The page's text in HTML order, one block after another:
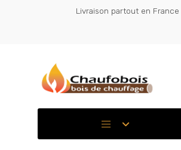
Livraison partout en France